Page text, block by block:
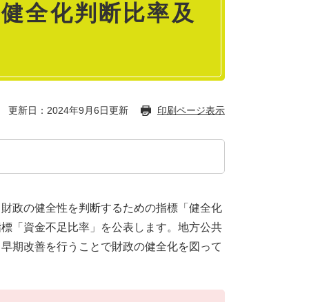
全化判断比率及
更新日：2024年9月6日更新 印刷ページ表示
政の健全性を判断するための指標「健全化
「資金不足比率」を公表します。地方公共
期改善を行うことで財政の健全化を図って